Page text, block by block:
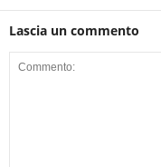
Lascia un commento